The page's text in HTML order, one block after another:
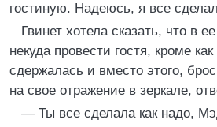
гостиную. Надеюсь, я все
Гвинет хотела сказать, что в
некуда провести гостя, кроме
сдержалась и вместо этого,
на свое отражение в зеркале,
— Ты все сделала как надо,